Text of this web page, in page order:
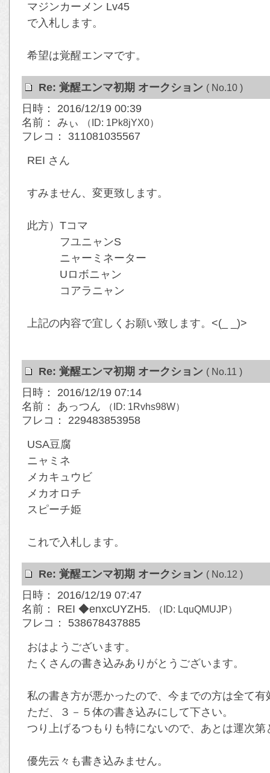
マジンカーメン Lv45
で入札します。
希望は覚醒エンマです。
Re: 覚醒エンマ初期 オークション ( No.10 )
日時： 2016/12/19 00:39
名前： みぃ
（ID: 1Pk8jYX0）
フレコ： 311081035567
REI さん
すみません、変更致します。
此方）Tコマ
フユニャンS
ニャーミネーター
Uロボニャン
コアラニャン
上記の内容で宜しくお願い致します。<(_ _)>
Re: 覚醒エンマ初期 オークション ( No.11 )
日時： 2016/12/19 07:14
名前： あっつん
（ID: 1Rvhs98W）
フレコ： 229483853958
USA豆腐
ニャミネ
メカキュウビ
メカオロチ
スピーチ姫
これで入札します。
Re: 覚醒エンマ初期 オークション ( No.12 )
日時： 2016/12/19 07:47
名前： REI ◆enxcUYZH5.
（ID: LquQMUJP）
フレコ： 538678437885
おはようございます。
たくさんの書き込みありがとうございます。
私の書き方が悪かったので、今までの方は全て有
ただ、３－５体の書き込みにして下さい。
つり上げるつもりも特にないので、あとは運次第
優先云々も書き込みません。